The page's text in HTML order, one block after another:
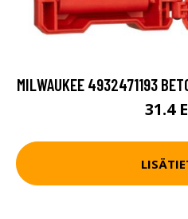
MILWAUKEE 4932471193
31.4